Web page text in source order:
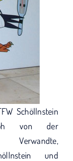
Schöllnstein
von der
Verwandte,
und